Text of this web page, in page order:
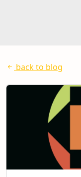
back to blog